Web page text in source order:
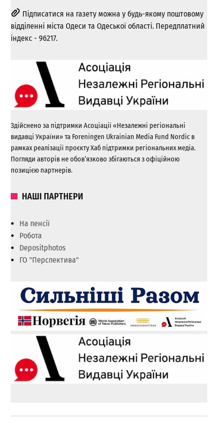
Підписатися на газету можна у будь-якому поштовому
відділенні міста Одеси та Одеської області. Передплатний
індекс - 96217.
Здійснено за підтримки Асоціації «Незалежні регіональні
видавці України» та Foreningen Ukrainian Media Fund Nordic в
рамках реалізації проєкту Хаб підтримки регіональних медіа.
Погляди авторів не обов’язково збігаються з офіційною
позицією партнерів.
НАШІ ПАРТНЕРИ
На пенсії
Робота
Depositphotos
ГО "Перспектива"